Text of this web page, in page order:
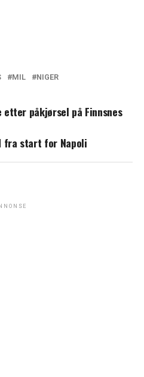
MIL NIGER
påkjørsel på Finnsnes
fra start for Napoli